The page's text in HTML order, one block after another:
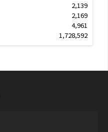
2,139
2,169
4,961
1,728,592